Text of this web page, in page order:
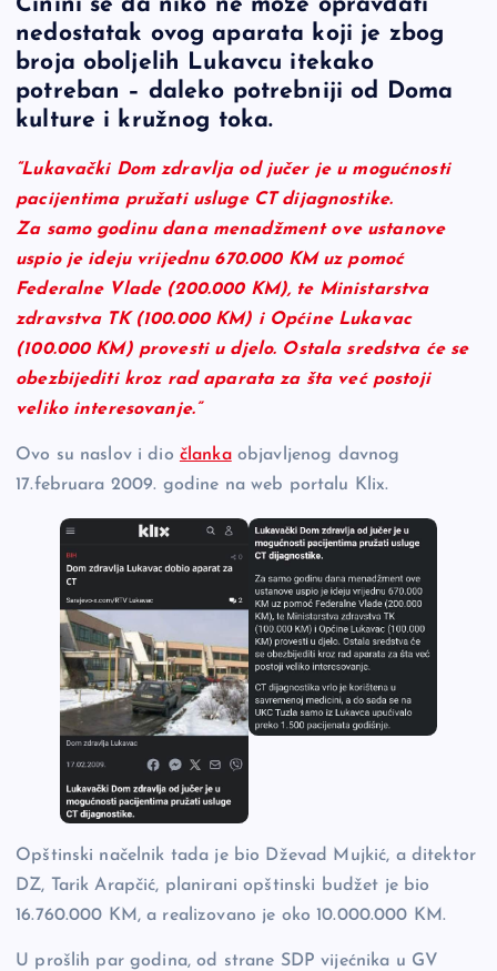
c
e
b
o
o
k
p
y
Li
n
k
se
n
g
er
er ar
e
Činini se da niko ne može opravdati
nedostatak ovog aparata koji je zbog
broja oboljelih Lukavcu itekako
potreban – daleko potrebniji od Doma
kulture i kružnog toka.
“Lukavački Dom zdravlja od jučer je u mogućnosti
pacijentima pružati usluge CT dijagnostike.
Za samo godinu dana menadžment ove ustanove
uspio je ideju vrijednu 670.000 KM uz pomoć
Federalne Vlade (200.000 KM), te Ministarstva
zdravstva TK (100.000 KM) i Općine Lukavac
(100.000 KM) provesti u djelo. Ostala sredstva će se
obezbijediti kroz rad aparata za šta već postoji
veliko interesovanje.”
Ovo su naslov i dio člankaobjavljenog davnog
17.februara 2009. godine na web portalu Klix.
Opštinski načelnik tada je bio Dževad Mujkić, a ditektor
DZ, Tarik Arapčić, planirani opštinski budžet je bio
16.760.000 KM, a realizovano je oko 10.000.000 KM.
U prošlih par godina, od strane SDP vijećnika u GV